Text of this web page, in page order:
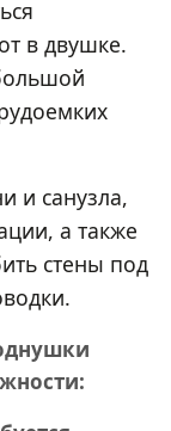
в двушке.
и санузла,
а также
стены под